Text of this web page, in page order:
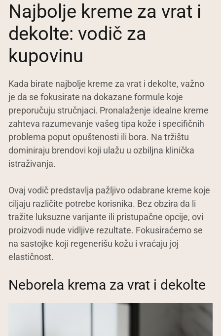
Najbolje kreme za vrat i
dekolte: vodič za
kupovinu
Kada birate najbolje kreme za vrat i dekolte, važno
je da se fokusirate na dokazane formule koje
preporučuju stručnjaci. Pronalaženje idealne kreme
zahteva razumevanje vašeg tipa kože i specifičnih
problema poput opuštenosti ili bora. Na tržištu
dominiraju brendovi koji ulažu u ozbiljna klinička
istraživanja.
Ovaj vodič predstavlja pažljivo odabrane kreme koje
ciljaju različite potrebe korisnika. Bez obzira da li
tražite luksuzne varijante ili pristupačne opcije, ovi
proizvodi nude vidljive rezultate. Fokusiraćemo se
na sastojke koji regenerišu kožu i vraćaju joj
elastičnost.
Neborela krema za vrat i dekolte